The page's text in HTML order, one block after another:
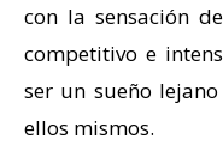
con la sensación
competitivo e
ser un sueño
ellos mismos.